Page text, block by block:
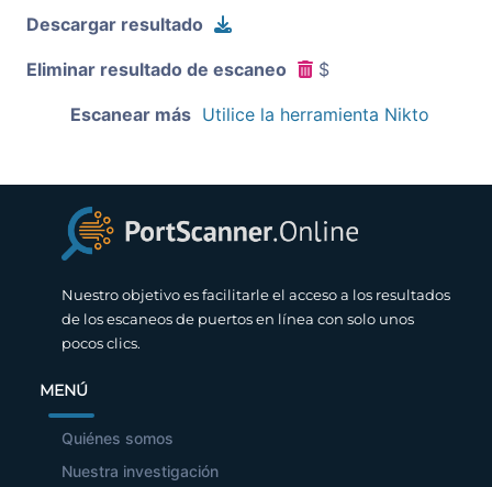
Descargar resultado
Eliminar resultado de escaneo $
Escanear más Utilice la herramienta Nikto
Nuestro objetivo es facilitarle el acceso a los resultados
de los escaneos de puertos en línea con solo unos
pocos clics.
MENÚ
Quiénes somos
Nuestra investigación